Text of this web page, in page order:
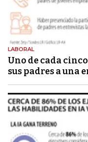
LABORAL
Uno de cada
sus padres a una